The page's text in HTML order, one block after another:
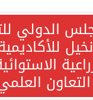
الدولي
التعاون